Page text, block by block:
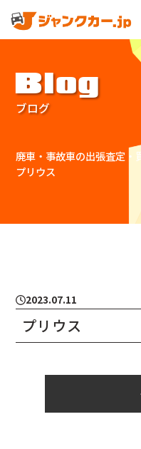
Blog
ブログ
廃車・事故車の出張査定・
プリウス
2023.07.11
プリウス